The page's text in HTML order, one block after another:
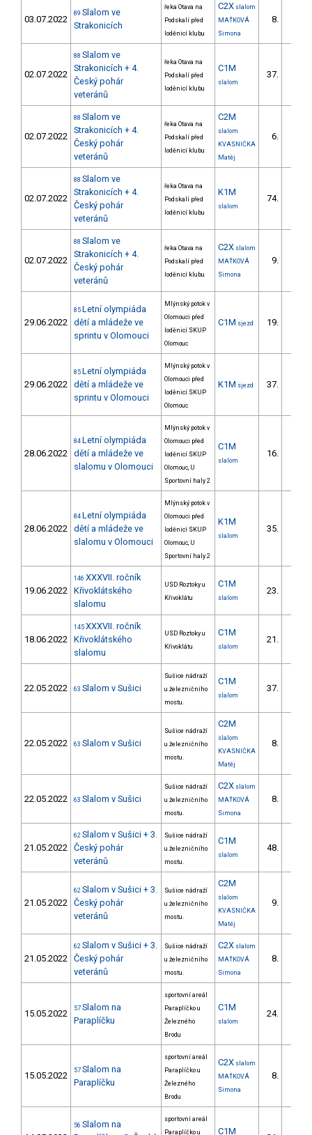
03.07.2022
89 Slalom ve
Strakonicích
řeka Otava na
Podskalí před
loděnicí klubu
C2X slalom
MAŤKOVÁ
Simona
8.
02.07.2022
88 Slalom ve
Strakonicích + 4.
Český pohár
veteránů
řeka Otava na
Podskalí před
loděnicí klubu
C1M
slalom
37.
02.07.2022
88 Slalom ve
Strakonicích + 4.
Český pohár
veteránů
řeka Otava na
Podskalí před
loděnicí klubu
C2M
slalom
KVASNIČKA
Matěj
6.
02.07.2022
88 Slalom ve
Strakonicích + 4.
Český pohár
veteránů
řeka Otava na
Podskalí před
loděnicí klubu
K1M
slalom
74.
02.07.2022
88 Slalom ve
Strakonicích + 4.
Český pohár
veteránů
řeka Otava na
Podskalí před
loděnicí klubu
C2X slalom
MAŤKOVÁ
Simona
9.
29.06.2022
85 Letní olympiáda
dětí a mládeže ve
sprintu v Olomouci
Mlýnský potok v
Olomouci před
loděnicí SKUP
Olomouc
C1M sjezd 19.
29.06.2022
85 Letní olympiáda
dětí a mládeže ve
sprintu v Olomouci
Mlýnský potok v
Olomouci před
loděnicí SKUP
Olomouc
K1M sjezd 37.
28.06.2022
84 Letní olympiáda
dětí a mládeže ve
slalomu v Olomouci
Mlýnský potok v
Olomouci před
loděnicí SKUP
Olomouc, U
Sportovní haly 2
C1M
slalom
16.
28.06.2022
84 Letní olympiáda
dětí a mládeže ve
slalomu v Olomouci
Mlýnský potok v
Olomouci před
loděnicí SKUP
Olomouc, U
Sportovní haly 2
K1M
slalom
35.
19.06.2022
146 XXXVII. ročník
Křivoklátského
slalomu
USD Roztoky u
Křivoklátu
C1M
slalom
23.
18.06.2022
145 XXXVII. ročník
Křivoklátského
slalomu
USD Roztoky u
Křivoklátu
C1M
slalom
21.
22.05.2022 63 Slalom v Sušici
Sušice nádraží
u železničního
mostu.
C1M
slalom
37.
22.05.2022 63 Slalom v Sušici
Sušice nádraží
u železničního
mostu.
C2M
slalom
KVASNIČKA
Matěj
8.
22.05.2022 63 Slalom v Sušici
Sušice nádraží
u železničního
mostu.
C2X slalom
MAŤKOVÁ
Simona
8.
21.05.2022
62 Slalom v Sušici + 3.
Český pohár
veteránů
Sušice nádraží
u železničního
mostu.
C1M
slalom
48.
21.05.2022
62 Slalom v Sušici + 3.
Český pohár
veteránů
Sušice nádraží
u železničního
mostu.
C2M
slalom
KVASNIČKA
Matěj
9.
21.05.2022
62 Slalom v Sušici + 3.
Český pohár
veteránů
Sušice nádraží
u železničního
mostu.
C2X slalom
MAŤKOVÁ
Simona
8.
15.05.2022 57 Slalom na
Paraplíčku
sportovní areál
Paraplíčko u
Železného
Brodu
C1M
slalom
24.
15.05.2022 57 Slalom na
Paraplíčku
sportovní areál
Paraplíčko u
Železného
Brodu
C2X slalom
MAŤKOVÁ
Simona
8.
56 Slalom na
sportovní areál
Paraplíčko u
C1M